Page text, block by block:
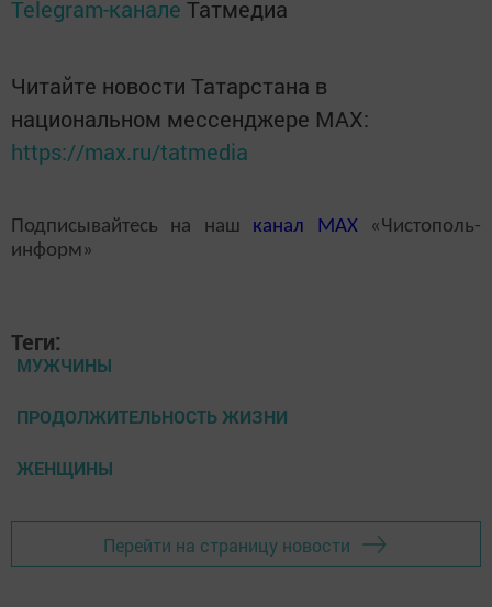
Telegram-канале Татмедиа
Читайте новости Татарстана в
национальном мессенджере MАХ:
https://max.ru/tatmedia
Подписывайтесь на наш канал MAX«Чистополь-
информ»
Теги:
МУЖЧИНЫ
ПРОДОЛЖИТЕЛЬНОСТЬ ЖИЗНИ
ЖЕНЩИНЫ
Перейти на страницу новости